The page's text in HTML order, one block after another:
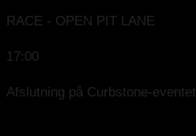
RACE - OPEN PIT LANE
17:00
Afslutning på Curbstone-eventet